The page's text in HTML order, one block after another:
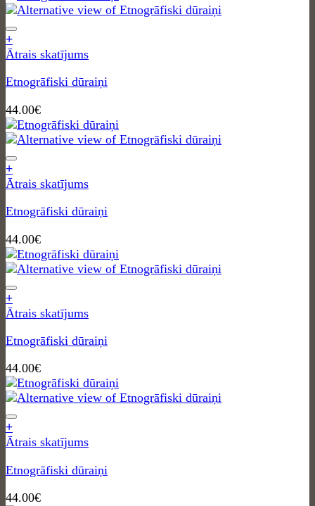
+
Ātrais skatījums
Etnogrāfiski dūraiņi
44.00€
+
Ātrais skatījums
Etnogrāfiski dūraiņi
44.00€
+
Ātrais skatījums
Etnogrāfiski dūraiņi
44.00€
+
Ātrais skatījums
Etnogrāfiski dūraiņi
44.00€